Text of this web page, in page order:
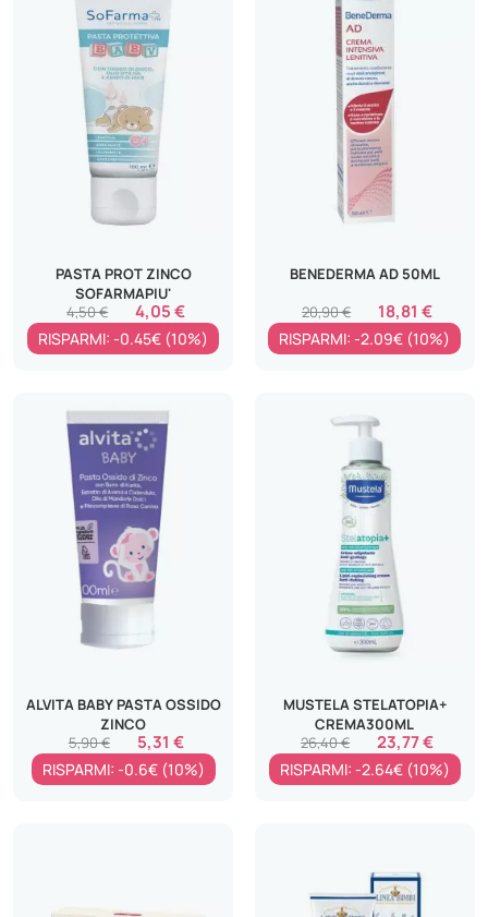
PASTA PROT ZINCO
SOFARMAPIU'
4,05 €
4,50 €
RISPARMI: -0.45€ (10%)
BENEDERMA AD 50ML
18,81 €
20,90 €
RISPARMI: -2.09€ (10%)
ALVITA BABY PASTA OSSIDO
ZINCO
5,31 €
5,90 €
RISPARMI: -0.6€ (10%)
MUSTELA STELATOPIA+
CREMA300ML
23,77 €
26,40 €
RISPARMI: -2.64€ (10%)